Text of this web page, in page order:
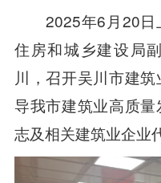
2025年6月20日
住房和城乡建设局
川，召开吴川市建
导我市建筑业高质
志及相关建筑业企业